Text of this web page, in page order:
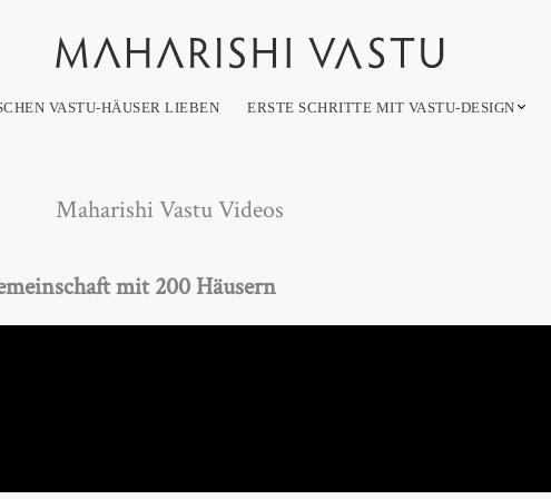
VASTU-HÄUSER LIEBEN ERSTE SCHRITTE MIT VASTU-DESIGN
Maharishi Vastu Videos
mit 200 Häusern